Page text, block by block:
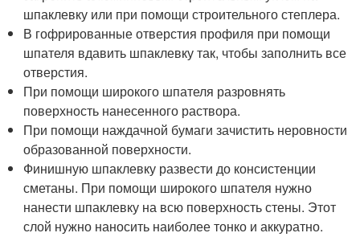
шпаклевку или при помощи строительного степлера.
В гофрированные отверстия профиля при помощи
шпателя вдавить шпаклевку так, чтобы заполнить все
отверстия.
При помощи широкого шпателя разровнять
поверхность нанесенного раствора.
При помощи наждачной бумаги зачистить неровности
образованной поверхности.
Финишную шпаклевку развести до консистенции
сметаны. При помощи широкого шпателя нужно
нанести шпаклевку на всю поверхность стены. Этот
слой нужно наносить наиболее тонко и аккуратно.